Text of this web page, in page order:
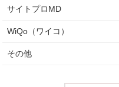
サイトプロMD
WiQo（ワイコ）
その他